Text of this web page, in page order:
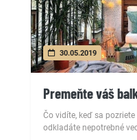
30.05.2019
Premeňte váš
Čo vidíte, keď sa
odkladáte nepotrebné